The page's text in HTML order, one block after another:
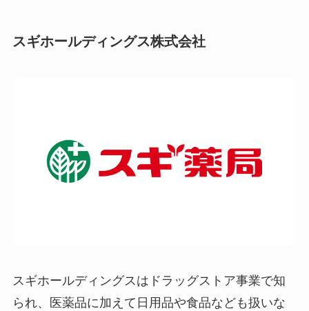
スギホールディングス株式会社
スギホールディングスはドラッグストア事業で知
られ、医薬品に加えて日用品や食品なども扱いな